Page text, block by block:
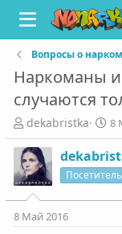
Вопросы о
Наркоманы
случаются
А
в
т
о
р
т
е
dekabristka
Д
а
т
а
н
а
8
Посетитель
8 Май 2016